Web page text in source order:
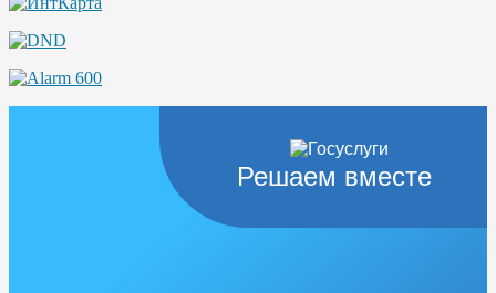
Решаем вместе